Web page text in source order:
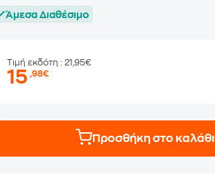
Άμεσα Διαθέσιμο
Τιμή εκδότη: 21,95€
15,98€
Προσθήκη στο καλάθι